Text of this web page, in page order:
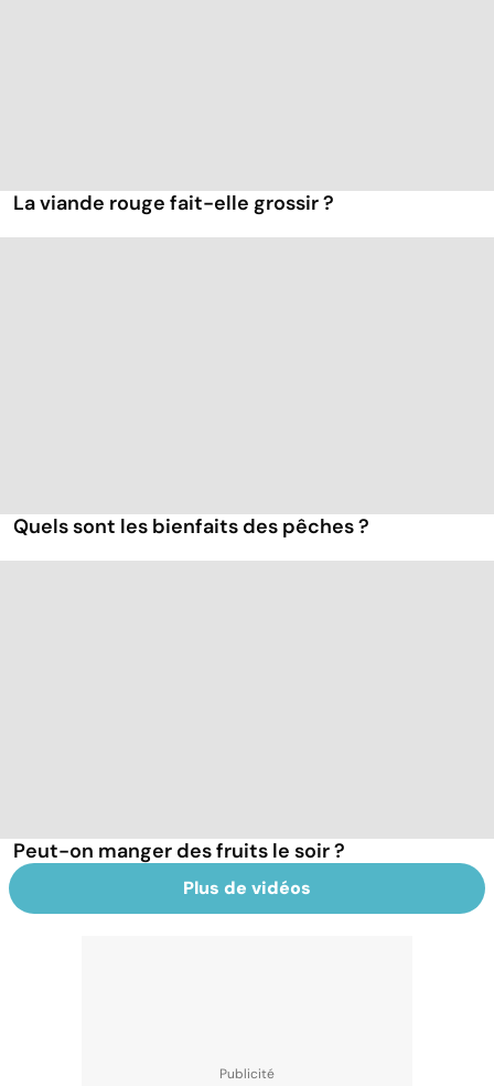
La viande rouge fait-elle grossir ?
Quels sont les bienfaits des pêches ?
Peut-on manger des fruits le soir ?
Plus de vidéos